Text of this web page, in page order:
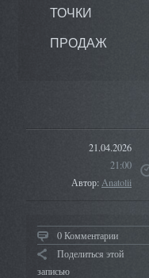
ТОЧКИ
ПРОДАЖ
21.04.2026
21:00
Автор:Anatolii
0 Комментарии
Поделиться этой
записью